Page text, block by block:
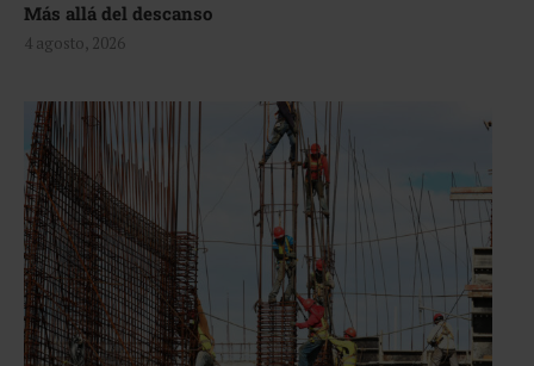
Más allá del descanso
4 agosto, 2026